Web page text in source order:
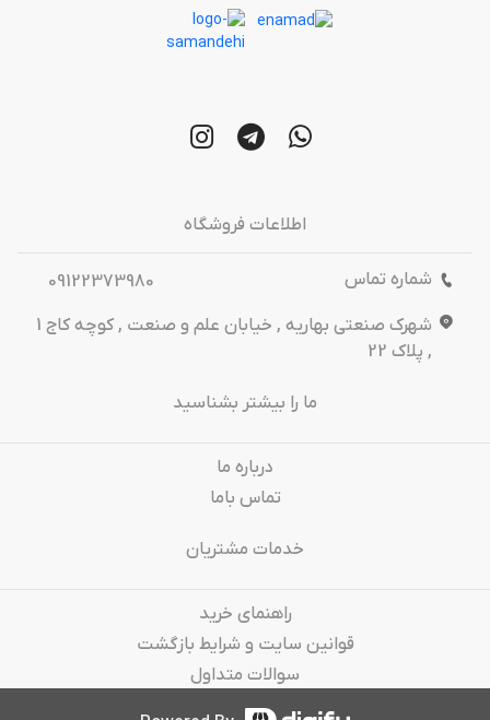
اطلاعات فروشگاه
شماره تماس
09122373980
شهرک صنعتی بهاریه , خیابان علم و صنعت , کوچه کاج 1
, پلاک 22
ما را بیشتر بشناسید
درباره‌ ما
تماس باما
خدمات مشتریان
راهنمای خرید
قوانین سایت و شرایط بازگشت
سوالات متداول